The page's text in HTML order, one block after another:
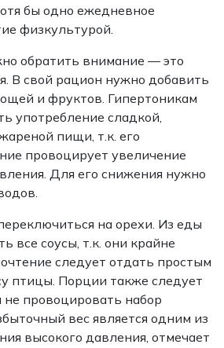
бы одно ежедневное
физкультурой.
обратить внимание — это
В свой рацион нужно добавить
и фруктов. Гипертоникам
употребление сладкой,
пищи, т.к. его
провоцирует увеличение
Для его снижения нужно
на орехи. Из еды
все соусы, т.к. они крайне
следует отдать простым
птицы. Порции также следует
не провоцировать набор
вес является одним из
высокого давления, отмечает